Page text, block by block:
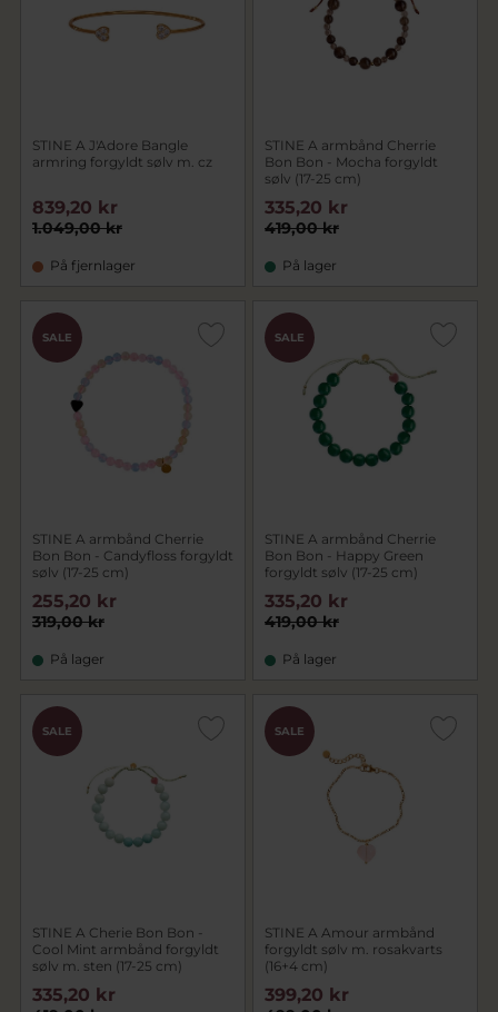
STINE A J'Adore Bangle
armring forgyldt sølv m. cz
1.049,00 kr
839,20 kr
På fjernlager
STINE A armbånd Cherrie
Bon Bon - Mocha forgyldt
sølv (17-25 cm)
419,00 kr
335,20 kr
På lager
SALE
STINE A armbånd Cherrie
Bon Bon - Candyfloss forgyldt
sølv (17-25 cm)
319,00 kr
255,20 kr
På lager
SALE
STINE A armbånd Cherrie
Bon Bon - Happy Green
forgyldt sølv (17-25 cm)
419,00 kr
335,20 kr
På lager
SALE
STINE A Cherie Bon Bon -
Cool Mint armbånd forgyldt
sølv m. sten (17-25 cm)
335,20 kr
SALE
STINE A Amour armbånd
forgyldt sølv m. rosakvarts
(16+4 cm)
399,20 kr